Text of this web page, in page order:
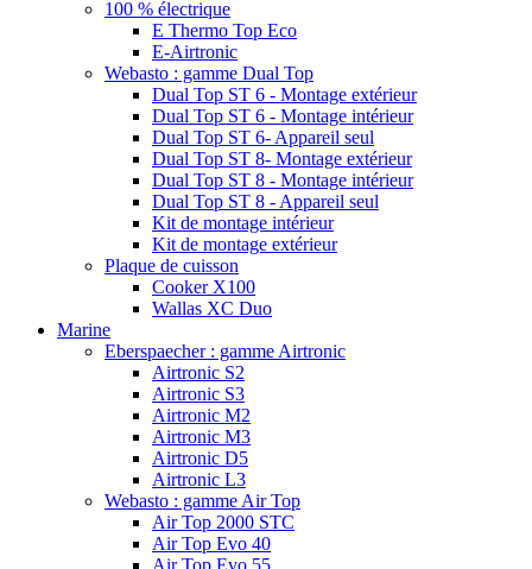
100 % électrique
E Thermo Top Eco
E-Airtronic
Webasto : gamme Dual Top
Dual Top ST 6 - Montage extérieur
Dual Top ST 6 - Montage intérieur
Dual Top ST 6- Appareil seul
Dual Top ST 8- Montage extérieur
Dual Top ST 8 - Montage intérieur
Dual Top ST 8 - Appareil seul
Kit de montage intérieur
Kit de montage extérieur
Plaque de cuisson
Cooker X100
Wallas XC Duo
Marine
Eberspaecher : gamme Airtronic
Airtronic S2
Airtronic S3
Airtronic M2
Airtronic M3
Airtronic D5
Airtronic L3
Webasto : gamme Air Top
Air Top 2000 STC
Air Top Evo 40
Air Top Evo 55